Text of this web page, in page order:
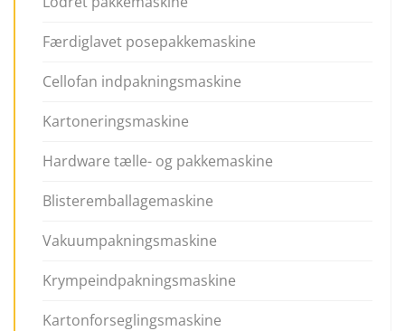
Færdiglavet posepakkemaskine
Cellofan indpakningsmaskine
Kartoneringsmaskine
Hardware tælle- og pakkemaskine
Blisteremballagemaskine
Vakuumpakningsmaskine
Krympeindpakningsmaskine
Kartonforseglingsmaskine